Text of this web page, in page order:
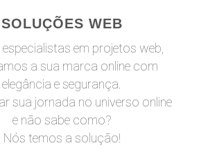
SOLUÇÕES WEB
em projetos web,
a sua marca online com
elegância e segurança.
sua jornada no universo online
e não sabe como?
Nós temos a solução!